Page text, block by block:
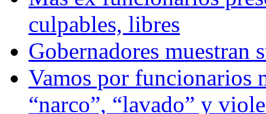
culpables, libres
Gobernadores muestran
Vamos por funcionarios
“narco”, “lavado” y